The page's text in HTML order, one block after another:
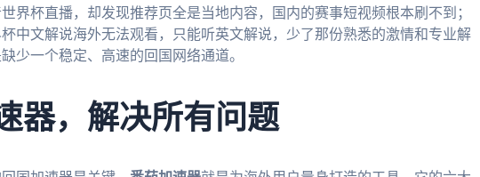
界杯直播，却发现推荐页全是当地内容，国内的赛事短视频根本刷不到；
中文解说海外无法观看，只能听英文解说，少了那份熟悉的激情和专业解
少一个稳定、高速的回国网络通道。
器，解决所有问题